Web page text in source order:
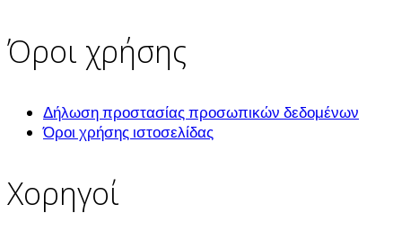
Όροι χρήσης
Δήλωση προστασίας προσωπικών δεδομένων
Όροι χρήσης ιστοσελίδας
Χορηγοί